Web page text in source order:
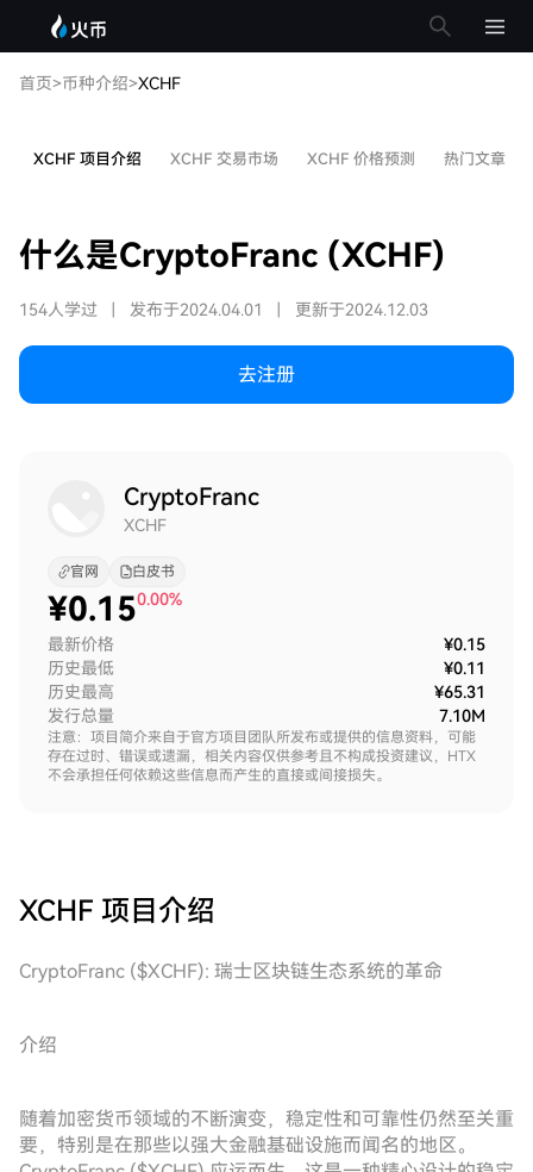
首页>币种介绍>XCHF
XCHF 项目介绍 XCHF 交易市场 XCHF 价格预测 热门文章
什么是CryptoFranc (XCHF)
154人学过 发布于2024.04.01 更新于2024.12.03
去注册
CryptoFranc
XCHF
官网 白皮书
¥0.150.00%
最新价格
¥0.15
历史最低
¥0.11
历史最高
¥65.31
发行总量
7.10M
注意：项目简介来自于官方项目团队所发布或提供的信息资料，可能
存在过时、错误或遗漏，相关内容仅供参考且不构成投资建议，HTX
不会承担任何依赖这些信息而产生的直接或间接损失。
XCHF 项目介绍
CryptoFranc ($XCHF): 瑞士区块链生态系统的革命
介绍
随着加密货币领域的不断演变，稳定性和可靠性仍然至关重
要，特别是在那些以强大金融基础设施而闻名的地区。